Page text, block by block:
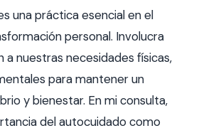
una práctica esencial en el
personal. Involucra
a nuestras necesidades físicas,
para mantener un
y bienestar. En mi consulta,
del autocuidado como